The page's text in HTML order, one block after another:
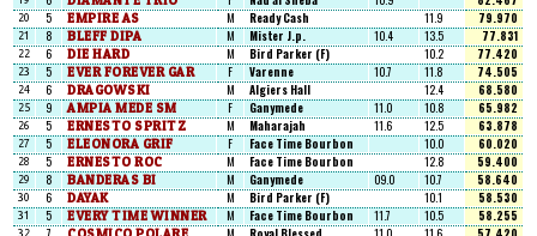
20 5 EMPIRE AS M Ready Cash 11.9 79.970
21 8 BLEFF DIPA M Mister J.p. 10.4 13.5 77.831
22 6 DIE HARD M Bird Parker (F) 10.2 77.420
23 5 EVER FOREVER GAR F Varenne 10.7 11.8 74.505
24 6 DRAGOWSKI M Algiers Hall 12.4 68.580
25 9 AMPIA MEDE SM F Ganymede 11.0 10.8 65.982
26 5 ERNESTO SPRITZ M Maharajah 11.6 12.5 63.878
27 5 ELEONORA GRIF F Face Time Bourbon 10.0 60.020
28 5 ERNESTO ROC M Face Time Bourbon 12.8 59.400
29 8 BANDERAS BI M Ganymede 09.0 10.7 58.640
30 6 DAYAK M Bird Parker (F) 10.1 58.530
31 5 EVERY TIME WINNER M Face Time Bourbon 11.7 10.5 58.255
32